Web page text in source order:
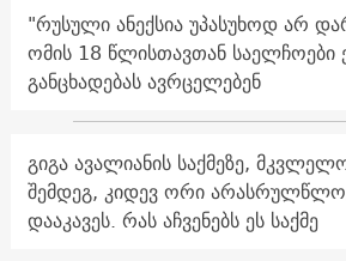
"რუსული ანექსია უპასუხოდ არ
ომის 18 წლისთავთან
განცხადებას ავრცელებენ
გიგა ავალიანის საქმეზე,
შემდეგ, კიდევ ორი
დააკავეს. რას აჩვენებს ეს საქმე